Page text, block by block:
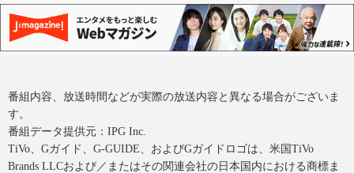
番組内容、放送時間などが実際の放送内容と異なる場合がございま
す。
番組データ提供元：IPG Inc.
TiVo、Gガイド、G-GUIDE、およびGガイドロゴは、米国TiVo
Brands LLCおよび／またはその関連会社の日本国内における商標ま